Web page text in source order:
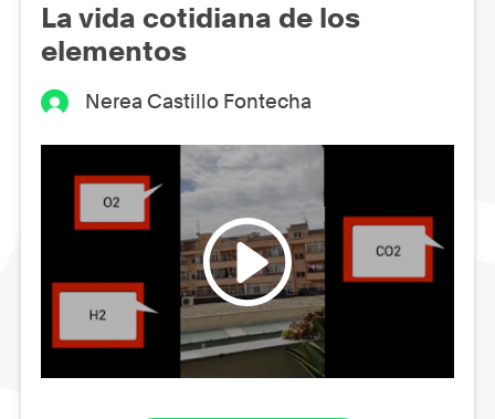
La vida cotidiana de los
elementos
Nerea Castillo Fontecha